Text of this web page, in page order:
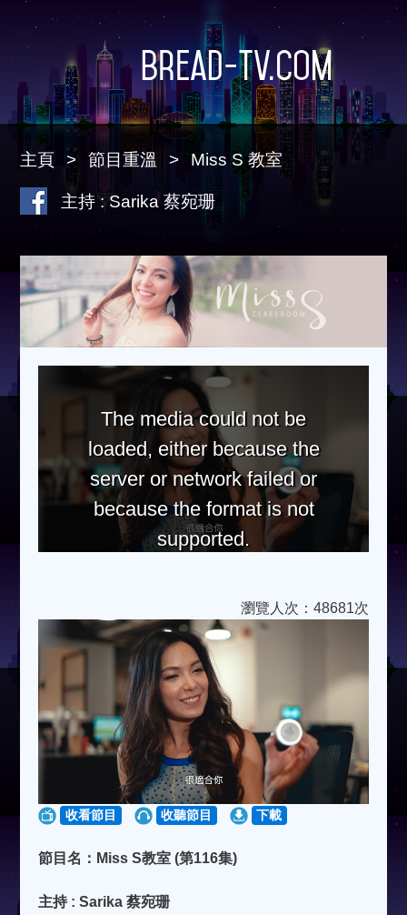
Bread-TV.com
主頁 節目重溫 Miss S 教室
主持 : Sarika 蔡宛珊
The media could not be
loaded, either because the
server or network failed or
because the format is not
supported.
瀏覽人次：48681次
收看節目 收聽節目 下載
節目名：Miss S教室 (第116集)
主持 : Sarika 蔡宛珊